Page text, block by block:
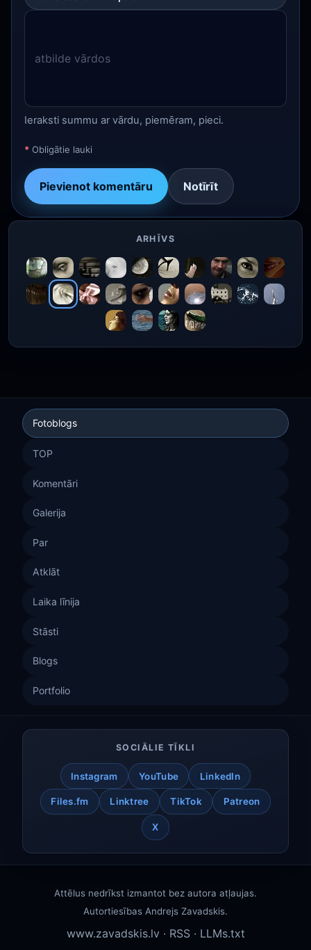
Ieraksti summu ar vārdu, piemēram, pieci.
* Obligātie lauki
Pievienot komentāru Notīrīt
ARHĪVS
Fotoblogs
TOP
Komentāri
Galerija
Par
Atklāt
Laika līnija
Stāsti
Blogs
Portfolio
SOCIĀLIE TĪKLI
Instagram YouTube LinkedIn
Files.fm Linktree TikTok Patreon
X
Attēlus nedrīkst izmantot bez autora atļaujas.
Autortiesības Andrejs Zavadskis.
www.zavadskis.lv · RSS · LLMs.txt